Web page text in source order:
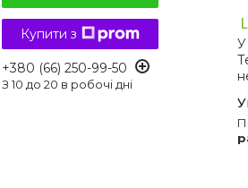
Купити з
+380 (66) 250-99-50
З 10 до 20 в робочі дні
У